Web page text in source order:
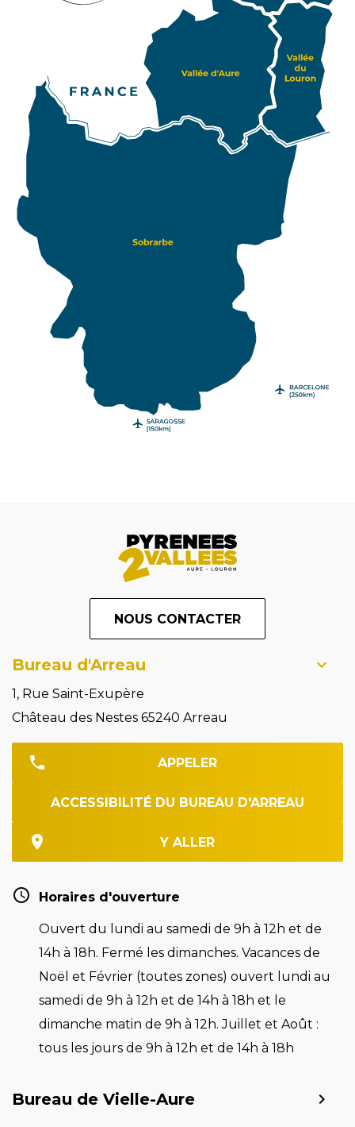
spécificités. Pour les itinérants et les amoureux des
voyages insolites, Pyrénées2vallées vous offre un
accès au Sobrarbe, province de Huesca au nord de
l’Aragon. Retrouvez aussi cette province espagnole
sur notre carte, qui caractérise le versant sud de
P2V. Les amateurs d’Art, d’Histoire et de
gastronomie pourront ainsi poursuivre leur
plaisante découverte des vallées pyrénéennes dans
ce site qui regroupe 70 villages atypiques.
Agrémentez ainsi votre séjour au sein des Pyrénées
par un road trip au sein du Sobrarbe.
NOUS CONTACTER
Bureau d'Arreau
1, Rue Saint-Exupère
Château des Nestes 65240 Arreau
APPELER
ACCESSIBILITÉ DU BUREAU D'ARREAU
Y ALLER
Horaires d'ouverture
Ouvert du lundi au samedi de 9h à 12h et de
14h à 18h. Fermé les dimanches. Vacances de
Noël et Février (toutes zones) ouvert lundi au
samedi de 9h à 12h et de 14h à 18h et le
dimanche matin de 9h à 12h. Juillet et Août :
tous les jours de 9h à 12h et de 14h à 18h
Bureau de Vielle-Aure